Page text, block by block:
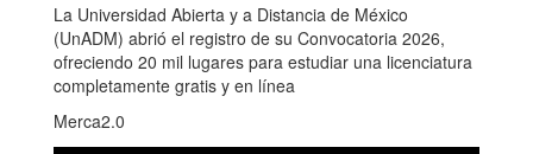
La Universidad Abierta y a Distancia de México
(UnADM) abrió el registro de su Convocatoria 2026,
ofreciendo 20 mil lugares para estudiar una licenciatura
completamente gratis y en línea
Merca2.0